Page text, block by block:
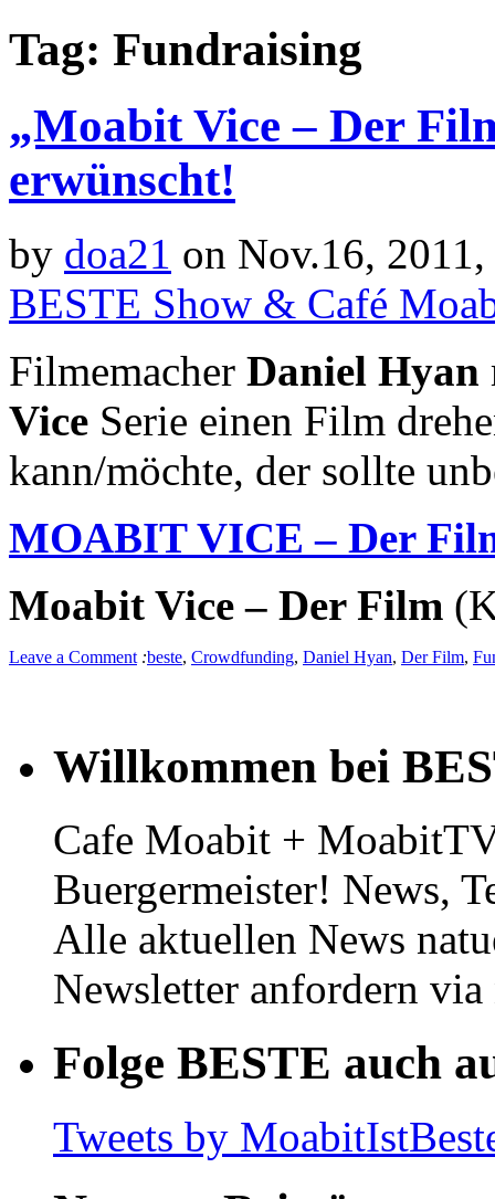
Tag: Fundraising
„Moabit Vice – Der
erwünscht!
by doa21 on Nov.16,
BESTE Show & Café
Filmemacher Daniel Hyan
Vice Serie einen Film
kann/möchte, der sollte
MOABIT VICE – Der
Moabit Vice – Der Film
Leave a Comment :beste, Crowdfunding, Daniel Hyan, Der Film,
Willkommen bei
Cafe Moabit +
Buergermeister! News,
Alle aktuellen News
Newsletter anfordern
Folge BESTE auch
Tweets by